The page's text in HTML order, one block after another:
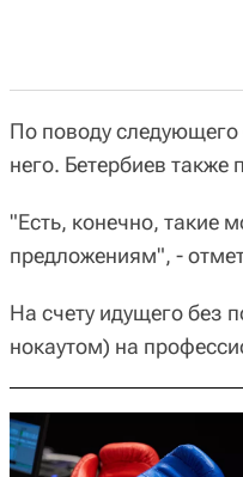
По поводу следующего
него. Бетербиев
"Есть, конечно, такие
предложениям", -
На счету идущего без
нокаутом) на